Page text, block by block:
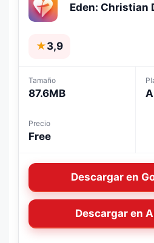
Eden: Christian
★3,9
Tamaño
87.6MB
Precio
Free
Descargar en
Descargar en